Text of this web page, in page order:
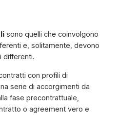
sono quelli che coinvolgono
e, solitamente, devono
differenti.
con profili di
serie di accorgimenti da
fase precontrattuale,
o agreementvero e